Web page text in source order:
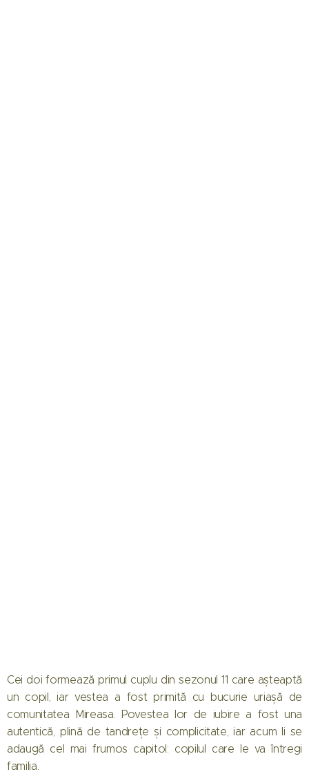
Cei doi formează primul cuplu din sezonul 11 care așteaptă
un copil, iar vestea a fost primită cu bucurie uriașă de
comunitatea Mireasa. Povestea lor de iubire a fost una
autentică, plină de tandrețe și complicitate, iar acum li se
adaugă cel mai frumos capitol: copilul care le va întregi
familia.